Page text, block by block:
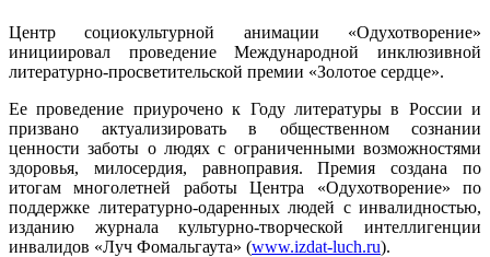
Центр социокультурной анимации «Одухотворение»
инициировал проведение Международной инклюзивной
литературно-просветительской премии «Золотое сердце».
Ее проведение приурочено к Году литературы в России и
призвано актуализировать в общественном сознании
ценности заботы о людях с ограниченными возможностями
здоровья, милосердия, равноправия. Премия создана по
итогам многолетней работы Центра «Одухотворение» по
поддержке литературно-одаренных людей с инвалидностью,
изданию журнала культурно-творческой интеллигенции
инвалидов «Луч Фомальгаута» (www.izdat-luch.ru).